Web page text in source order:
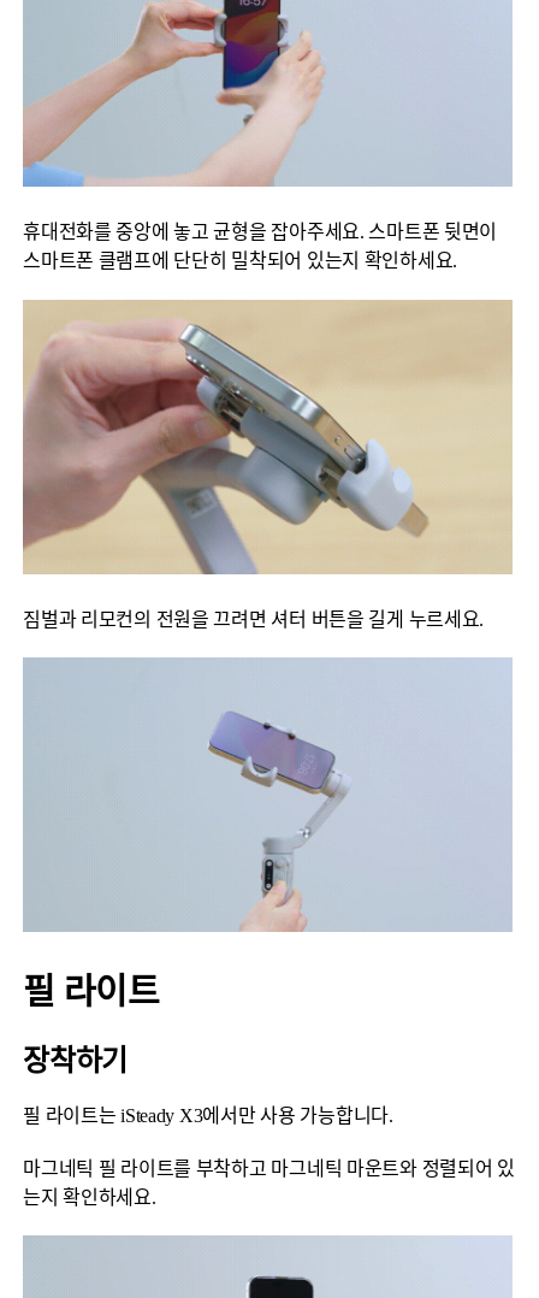
휴대전화를 중앙에 놓고 균형을 잡아주세요. 스마트폰 뒷면이
스마트폰 클램프에 단단히 밀착되어 있는지 확인하세요.
짐벌과 리모컨의 전원을 끄려면 셔터 버튼을 길게 누르세요.
필 라이트
장착하기
필 라이트는 iSteady X3에서만 사용 가능합니다.
마그네틱 필 라이트를 부착하고 마그네틱 마운트와 정렬되어 있
는지 확인하세요.